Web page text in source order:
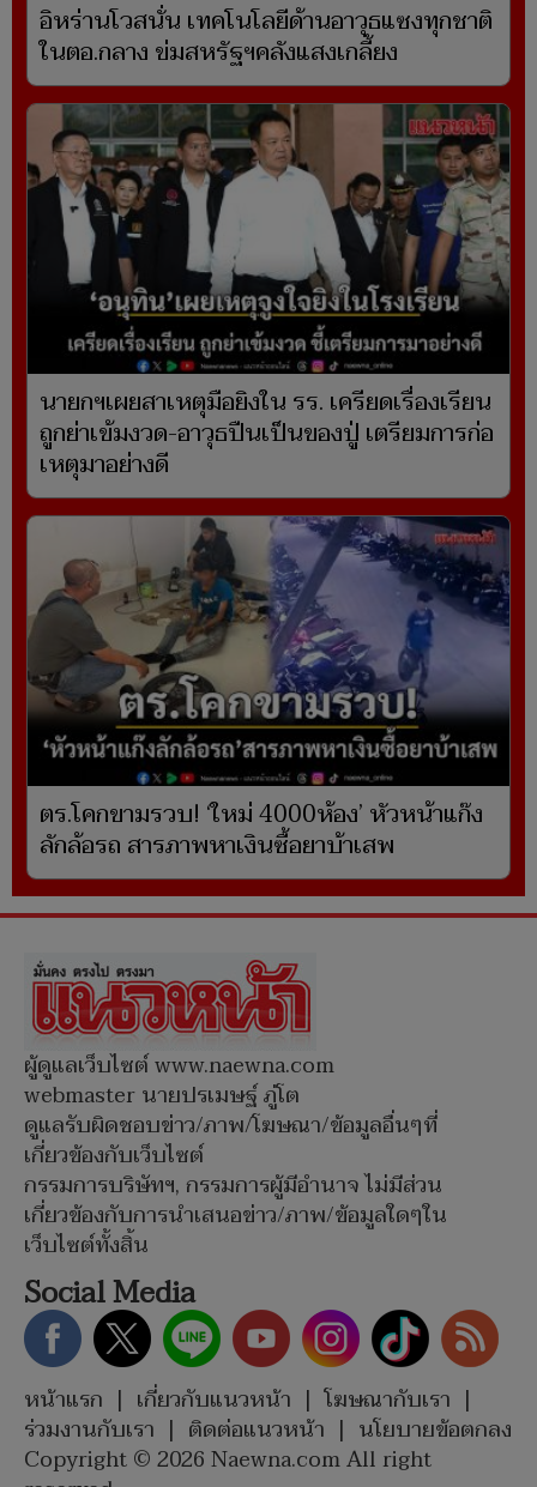
อิหร่านโวสนั่น เทคโนโลยีด้านอาวุธแซงทุกชาติ
ในตอ.กลาง ข่มสหรัฐฯคลังแสงเกลี้ยง
นายกฯเผยสาเหตุมือยิงใน รร. เครียดเรื่องเรียน
ถูกย่าเข้มงวด-อาวุธปืนเป็นของปู่ เตรียมการก่อ
เหตุมาอย่างดี
ตร.โคกขามรวบ! ‘ใหม่ 4000ห้อง’ หัวหน้าแก๊ง
ลักล้อรถ สารภาพหาเงินซื้อยาบ้าเสพ
ผู้ดูแลเว็บไซต์ www.naewna.com
webmaster นายปรเมษฐ์ ภู่โต
ดูแลรับผิดชอบข่าว/ภาพ/โฆษณา/ข้อมูลอื่นๆที่
เกี่ยวข้องกับเว็บไซต์
กรรมการบริษัทฯ, กรรมการผู้มีอำนาจ ไม่มีส่วน
เกี่ยวข้องกับการนำเสนอข่าว/ภาพ/ข้อมูลใดๆใน
เว็บไซต์ทั้งสิ้น
Social Media
หน้าแรก | เกี่ยวกับแนวหน้า | โฆษณากับเรา |
ร่วมงานกับเรา | ติดต่อแนวหน้า | นโยบายข้อตกลง
Copyright © 2026 Naewna.com All right